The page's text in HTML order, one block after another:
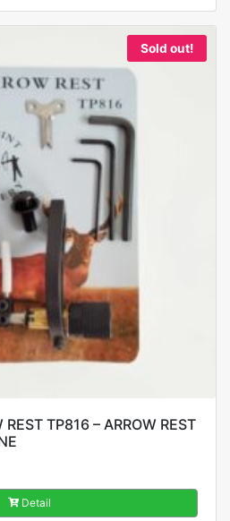
Sold out!
TP816 – ARROW REST
Detail